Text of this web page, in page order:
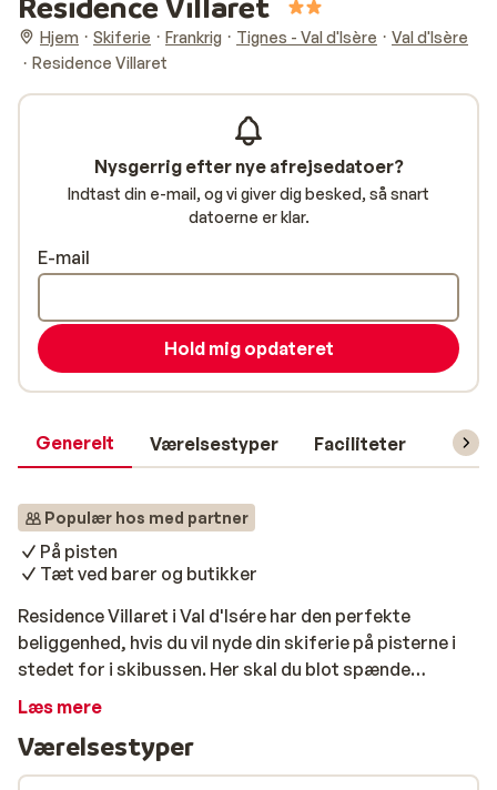
Hjem Skiferie Frankrig Tignes - Val d'Isère
Val d'Isère
Residence Villaret
Generelt Værelsestyper Faciliteter
Populær hos med partner
På pisten
Tæt ved barer og butikker
Residence Villaret i Val d'Isére har den perfekte
beliggenhed, hvis du vil nyde din skiferie på pisterne i
stedet for i skibussen. Her skal du blot spænde
støvlerne og tage skiene på, så er du klar til dagens
nyde byens mange tilbud, som ligger i gåafstand fra
lejlighederne. Residence Villaret består af forskellige
Læs mere
Værelsestyper
Nysgerrig efter nye afrejsedatoer?
Indtast din e-mail, og vi giver dig besked, så snart
datoerne er klar.
E-mail
Hold mig opdateret